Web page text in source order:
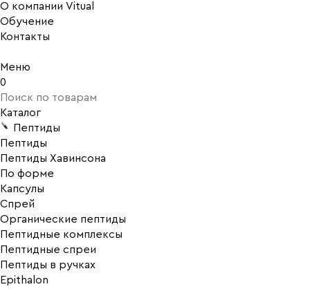
О компании Vitual
Обучение
Контакты
Меню
0
Каталог
Пептиды
Пептиды
Пептиды Хавинсона
По форме
Капсулы
Спрей
Органические пептиды
Пептидные комплексы
Пептидные спреи
Пептиды в ручках
Epithalon